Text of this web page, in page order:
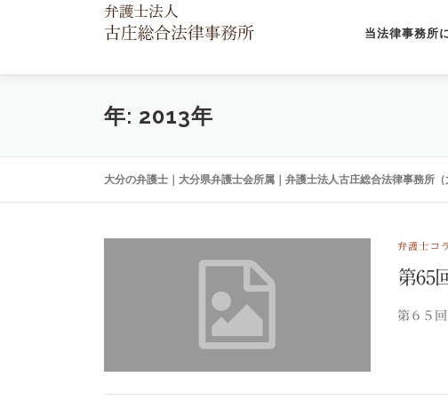
ン
当法律事務所
年: 2013年
大分の弁護士｜大分県弁護士会所属｜弁護士法人古庄総合法律事務所（
弁護士コ
第65
第６５